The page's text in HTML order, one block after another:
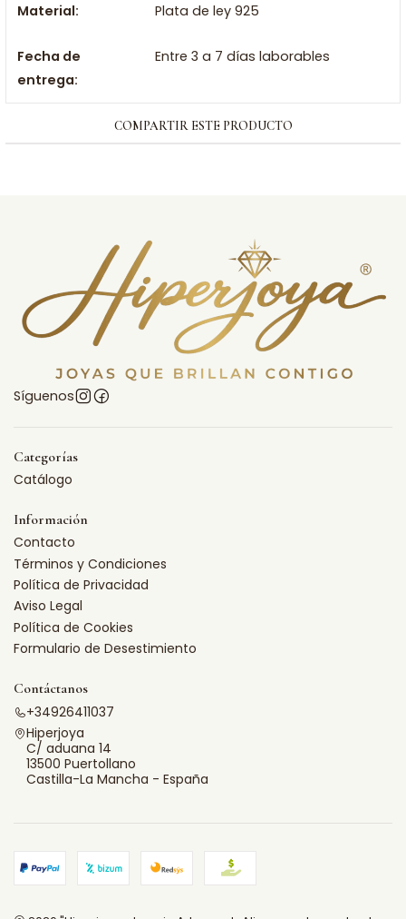
Material: Plata de ley 925
Fecha de
entrega:
Entre 3 a 7 días laborables
COMPARTIR ESTE PRODUCTO
Síguenos
Categorías
Catálogo
Información
Contacto
Términos y Condiciones
Política de Privacidad
Aviso Legal
Política de Cookies
Formulario de Desestimiento
Contáctanos
+34926411037
Hiperjoya
C/ aduana 14
13500 Puertollano
Castilla-La Mancha - España